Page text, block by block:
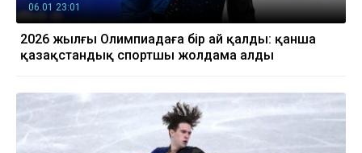
06.01 23:01
2026 жылғы Олимпиадаға бір ай қалды: қанша
қазақстандық спортшы жолдама алды